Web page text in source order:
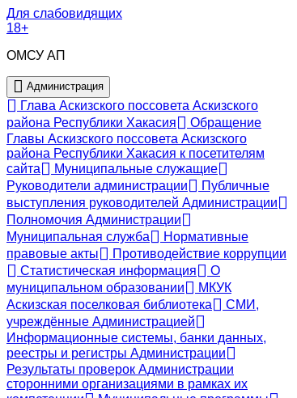
Для слабовидящих
18+
ОМСУ АП
Администрация
Глава Аскизского поссовета Аскизского
района Республики Хакасия
Обращение
Главы Аскизского поссовета Аскизского
района Республики Хакасия к посетителям
сайта
Муниципальные служащие
Руководители администрации
Публичные
выступления руководителей Администрации
Полномочия Администрации
Муниципальная служба
Нормативные
правовые акты
Противодействие коррупции
Статистическая информация
О
муниципальном образовании
МКУК
Аскизская поселковая библиотека
СМИ,
учреждённые Администрацией
Информационные системы, банки данных,
реестры и регистры Администрации
Результаты проверок Администрации
сторонними организациями в рамках их